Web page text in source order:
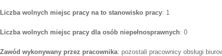
Liczba wolnych miejsc pracy na to stanowisko pracy: 1
Liczba wolnych miejsc pracy dla osób niepełnosprawnych: 0
Zawód wykonywany przez pracownika: pozostali pracownicy obsługi